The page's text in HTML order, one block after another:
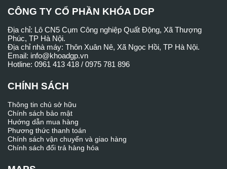
CÔNG TY CỔ PHẦN KHÓA DGP
Địa chỉ: Lô CN5 Cụm Công nghiệp Quất Động, Xã Thượng
Phúc, TP Hà Nội.
Địa chỉ nhà máy: Thôn Xuân Nê, Xã Ngọc Hồi, TP Hà Nội.
Email: info@khoadgp.vn
Hotline: 0961 413 418 / 0975 781 896
CHÍNH SÁCH
Thông tin chủ sở hữu
Chính sách bảo mật
Hướng dẫn mua hàng
Phương thức thanh toán
Chính sách vận chuyển và giao hàng
Chính sách đổi trả hàng hóa